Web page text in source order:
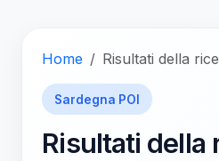
Home Risultati della
Sardegna POI
Risultati della